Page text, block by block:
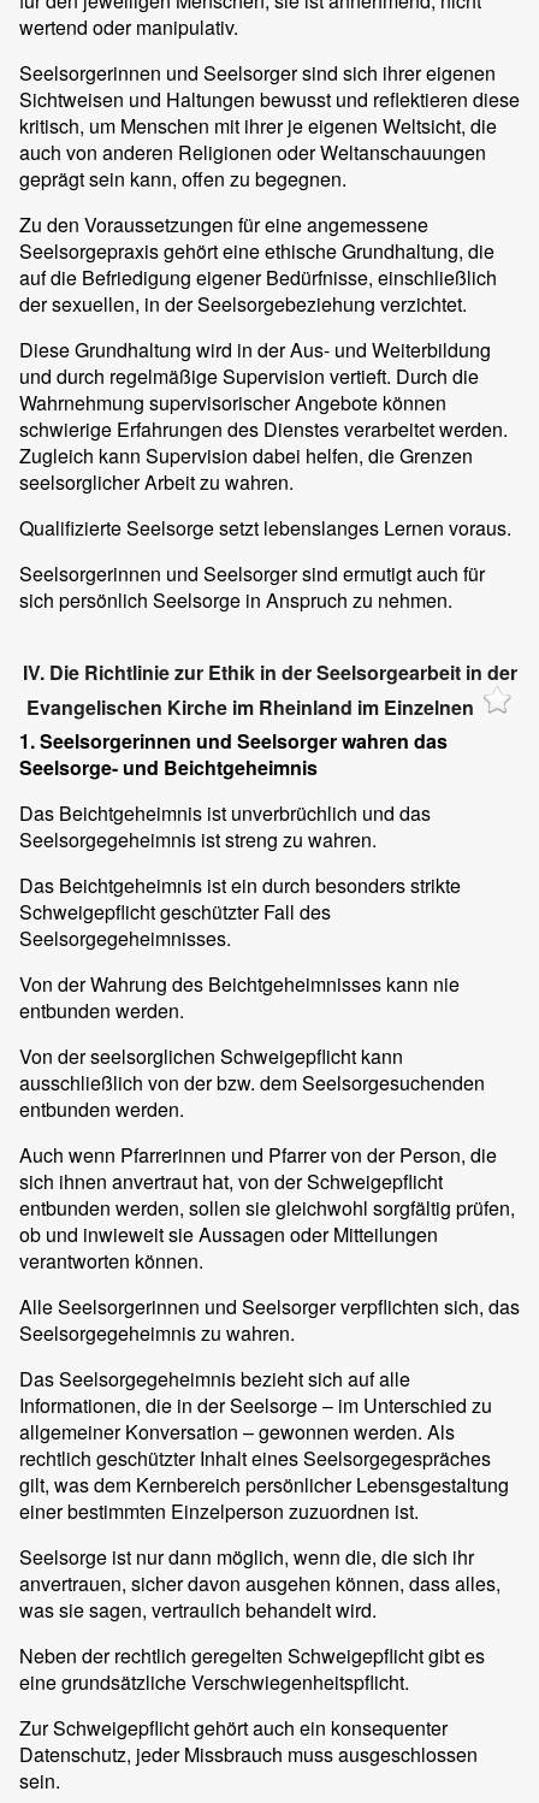
wertend oder manipulativ.
Seelsorgerinnen und Seelsorger sind sich ihrer eigenen
Sichtweisen und Haltungen bewusst und reflektieren diese
kritisch, um Menschen mit ihrer je eigenen Weltsicht, die
auch von anderen Religionen oder Weltanschauungen
geprägt sein kann, offen zu begegnen.
Zu den Voraussetzungen für eine angemessene
Seelsorgepraxis gehört eine ethische Grundhaltung, die
auf die Befriedigung eigener Bedürfnisse, einschließlich
der sexuellen, in der Seelsorgebeziehung verzichtet.
Diese Grundhaltung wird in der Aus- und Weiterbildung
und durch regelmäßige Supervision vertieft. Durch die
Wahrnehmung supervisorischer Angebote können
schwierige Erfahrungen des Dienstes verarbeitet werden.
Zugleich kann Supervision dabei helfen, die Grenzen
seelsorglicher Arbeit zu wahren.
Qualifizierte Seelsorge setzt lebenslanges Lernen voraus.
Seelsorgerinnen und Seelsorger sind ermutigt auch für
sich persönlich Seelsorge in Anspruch zu nehmen.
IV. Die Richtlinie zur Ethik in der Seelsorgearbeit in der
Evangelischen Kirche im Rheinland im Einzelnen
1. Seelsorgerinnen und Seelsorger wahren das
Seelsorge- und Beichtgeheimnis
Das Beichtgeheimnis ist unverbrüchlich und das
Seelsorgegeheimnis ist streng zu wahren.
Das Beichtgeheimnis ist ein durch besonders strikte
Schweigepflicht geschützter Fall des
Seelsorgegeheimnisses.
Von der Wahrung des Beichtgeheimnisses kann nie
entbunden werden.
Von der seelsorglichen Schweigepflicht kann
ausschließlich von der bzw. dem Seelsorgesuchenden
entbunden werden.
Auch wenn Pfarrerinnen und Pfarrer von der Person, die
sich ihnen anvertraut hat, von der Schweigepflicht
entbunden werden, sollen sie gleichwohl sorgfältig prüfen,
ob und inwieweit sie Aussagen oder Mitteilungen
verantworten können.
Alle Seelsorgerinnen und Seelsorger verpflichten sich, das
Seelsorgegeheimnis zu wahren.
Das Seelsorgegeheimnis bezieht sich auf alle
Informationen, die in der Seelsorge – im Unterschied zu
allgemeiner Konversation – gewonnen werden. Als
rechtlich geschützter Inhalt eines Seelsorgegespräches
gilt, was dem Kernbereich persönlicher Lebensgestaltung
einer bestimmten Einzelperson zuzuordnen ist.
Seelsorge ist nur dann möglich, wenn die, die sich ihr
anvertrauen, sicher davon ausgehen können, dass alles,
was sie sagen, vertraulich behandelt wird.
Neben der rechtlich geregelten Schweigepflicht gibt es
eine grundsätzliche Verschwiegenheitspflicht.
Zur Schweigepflicht gehört auch ein konsequenter
Datenschutz, jeder Missbrauch muss ausgeschlossen
sein.